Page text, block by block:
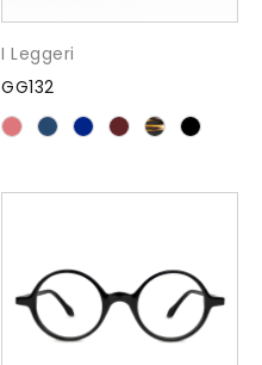
I Leggeri
GG132